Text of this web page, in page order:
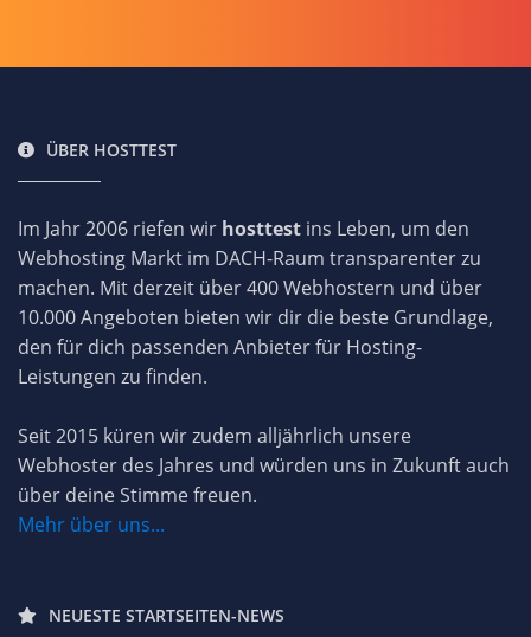
ÜBER HOSTTEST
Im Jahr 2006 riefen wir hosttest ins Leben, um den
Webhosting Markt im DACH-Raum transparenter zu
machen. Mit derzeit über 400 Webhostern und über
10.000 Angeboten bieten wir dir die beste Grundlage,
den für dich passenden Anbieter für Hosting-
Leistungen zu finden.
Seit 2015 küren wir zudem alljährlich unsere
Webhoster des Jahres und würden uns in Zukunft auch
über deine Stimme freuen.
Mehr über uns...
NEUESTE STARTSEITEN-NEWS